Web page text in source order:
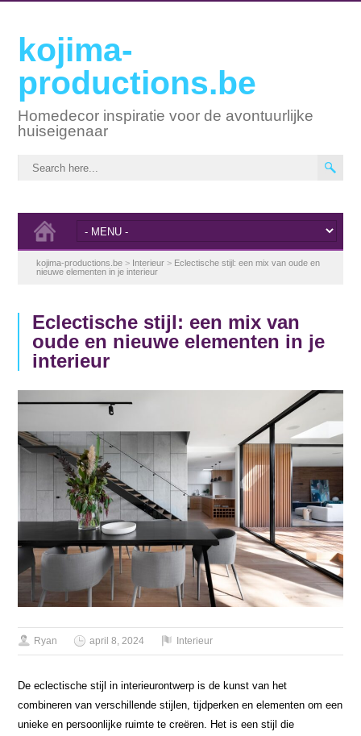
kojima-
productions.be
Homedecor inspiratie voor de avontuurlijke
huiseigenaar
kojima-productions.be > Interieur > Eclectische stijl: een mix van oude en
nieuwe elementen in je interieur
Eclectische stijl: een mix van
oude en nieuwe elementen in je
interieur
Ryan april 8, 2024 Interieur
De eclectische stijl in interieurontwerp is de kunst van het
combineren van verschillende stijlen, tijdperken en elementen om een
unieke en persoonlijke ruimte te creëren. Het is een stijl die